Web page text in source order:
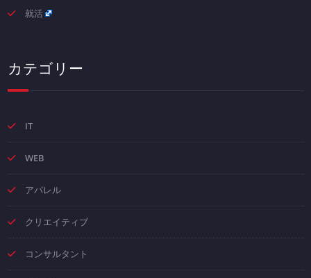
就活
カテゴリー
IT
WEB
アパレル
クリエイティブ
コンサルタント